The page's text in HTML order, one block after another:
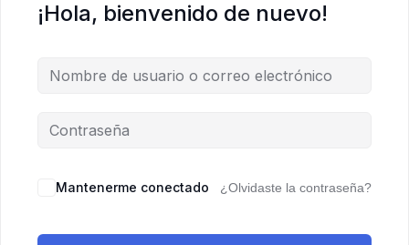
¡Hola, bienvenido de nuevo!
Mantenerme conectado ¿Olvidaste la contraseña?